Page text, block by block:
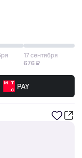
17 сентября
676 ₽